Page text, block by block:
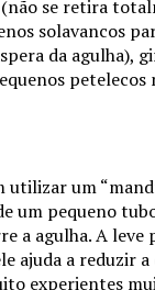
se retira
solavancos
da agulha),
petelecos
utilizar um
um pequeno
a agulha. A leve
ajuda a reduzir
experientes